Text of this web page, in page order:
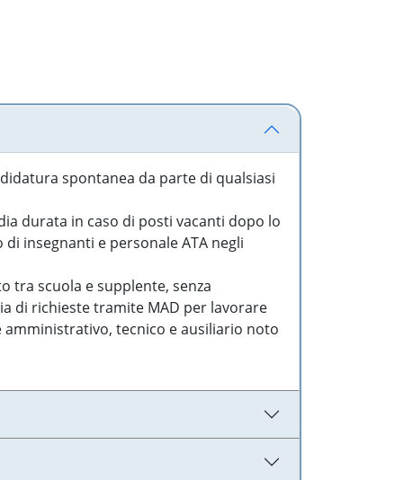
spontanea da parte di qualsiasi
durata in caso di posti vacanti dopo lo
insegnanti e personale ATA negli
tra scuola e supplente, senza
di richieste tramite MAD per lavorare
tecnico e ausiliario noto